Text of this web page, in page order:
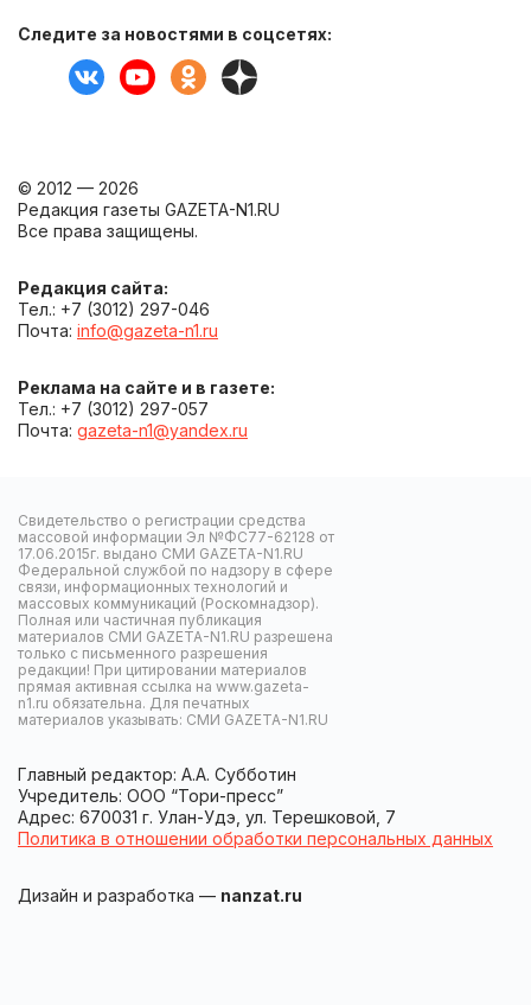
Следите за новостями в соцсетях:
© 2012 — 2026
Редакция газеты GAZETA-N1.RU
Все права защищены.
Редакция сайта:
Тел.: +7 (3012) 297-046
Почта: info@gazeta-n1.ru
Реклама на сайте и в газете:
Тел.: +7 (3012) 297-057
Почта: gazeta-n1@yandex.ru
Свидетельство о регистрации средства
массовой информации Эл №ФС77-62128 от
17.06.2015г. выдано СМИ GAZETA-N1.RU
Федеральной службой по надзору в сфере
связи, информационных технологий и
массовых коммуникаций (Роскомнадзор).
Полная или частичная публикация
материалов СМИ GAZETA-N1.RU разрешена
только с письменного разрешения
редакции! При цитировании материалов
прямая активная ссылка на www.gazeta-
n1.ru обязательна. Для печатных
материалов указывать: СМИ GAZETA-N1.RU
Главный редактор: А.А. Субботин
Учредитель: ООО “Тори-пресс”
Адрес: 670031 г. Улан-Удэ, ул. Терешковой, 7
Политика в отношении обработки персональных данных
Дизайн и разработка — nanzat.ru